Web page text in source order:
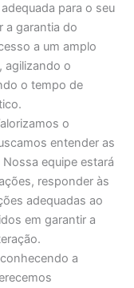
para o seu
a garantia do
a um amplo
agilizando o
o tempo de
o
entender as
equipe estará
responder às
adequadas ao
em garantir a
a